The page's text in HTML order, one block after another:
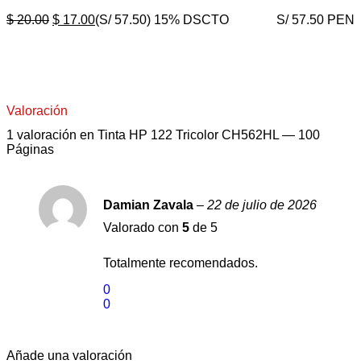
$20.00 $ 17.00(S/ 57.50) 15% DSCTO S/ 57.50 PEN
Valoración
1 valoración en Tinta HP 122 Tricolor CH562HL — 100
Páginas
Damian Zavala – 22 de julio de 2026
Valorado con 5 de 5
Totalmente recomendados.
0
0
Añade una valoración